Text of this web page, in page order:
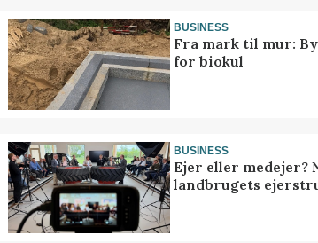
BUSINESS
Fra mark til mur:
for biokul
BUSINESS
Ejer eller
landbrugets